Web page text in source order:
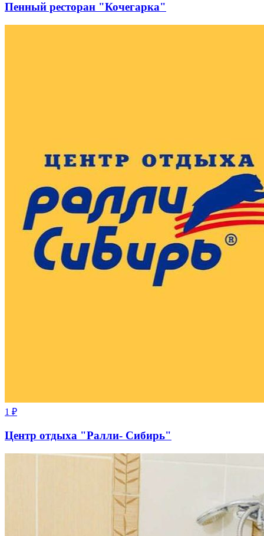
Пенный ресторан "Кочегарка"
1 ₽
Центр отдыха "Ралли- Сибирь"